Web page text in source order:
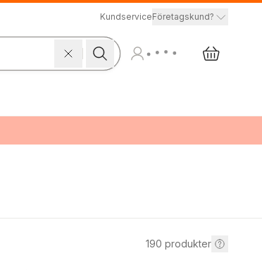
KundserviceFöretagskund?
190 produkter